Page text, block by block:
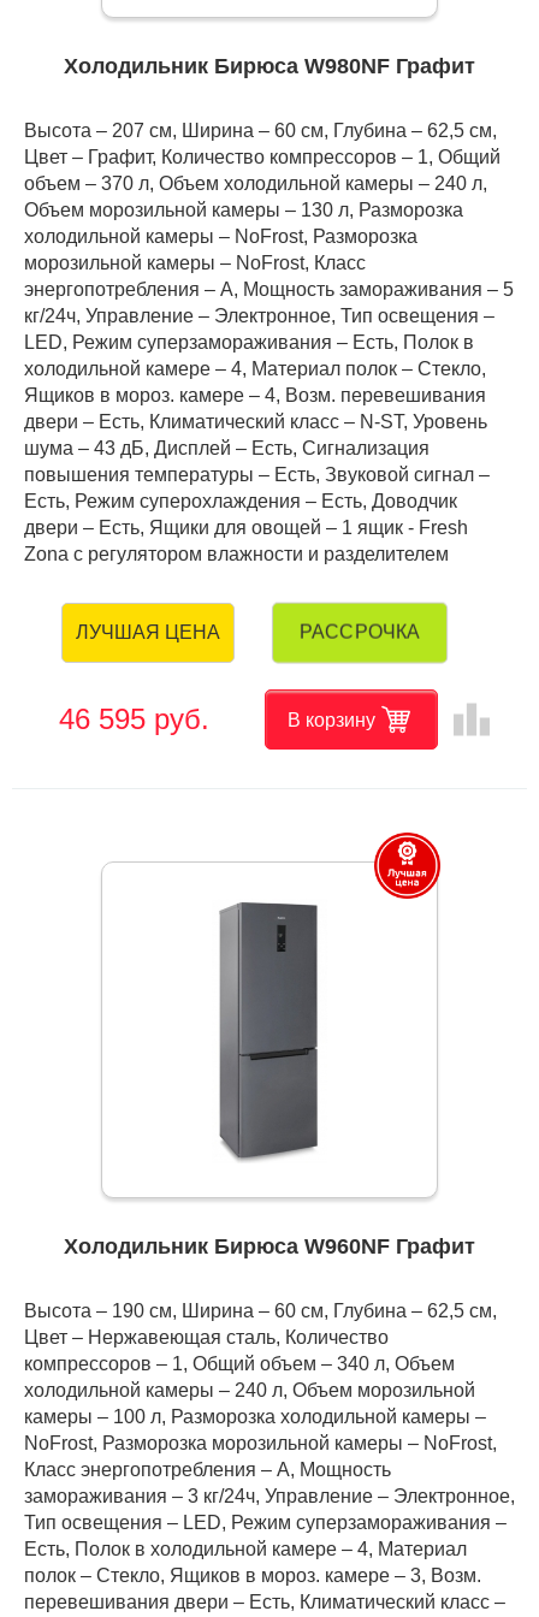
Холодильник Бирюса W980NF Графит
Высота – 207 см, Ширина – 60 см, Глубина – 62,5 см,
Цвет – Графит, Количество компрессоров – 1, Общий
объем – 370 л, Объем холодильной камеры – 240 л,
Объем морозильной камеры – 130 л, Разморозка
холодильной камеры – NoFrost, Разморозка
морозильной камеры – NoFrost, Класс
энергопотребления – А, Мощность замораживания – 5
кг/24ч, Управление – Электронное, Тип освещения –
LED, Режим суперзамораживания – Есть, Полок в
холодильной камере – 4, Материал полок – Стекло,
Ящиков в мороз. камере – 4, Возм. перевешивания
двери – Есть, Климатический класс – N-ST, Уровень
шума – 43 дБ, Дисплей – Есть, Сигнализация
повышения температуры – Есть, Звуковой сигнал –
Есть, Режим суперохлаждения – Есть, Доводчик
двери – Есть, Ящики для овощей – 1 ящик - Fresh
Zona с регулятором влажности и разделителем
ЛУЧШАЯ ЦЕНА РАССРОЧКА
46 595 руб. В корзину leaderboard
Холодильник Бирюса W960NF Графит
Высота – 190 см, Ширина – 60 см, Глубина – 62,5 см,
Цвет – Нержавеющая сталь, Количество
компрессоров – 1, Общий объем – 340 л, Объем
холодильной камеры – 240 л, Объем морозильной
камеры – 100 л, Разморозка холодильной камеры –
NoFrost, Разморозка морозильной камеры – NoFrost,
Класс энергопотребления – А, Мощность
замораживания – 3 кг/24ч, Управление – Электронное,
Тип освещения – LED, Режим суперзамораживания –
Есть, Полок в холодильной камере – 4, Материал
полок – Стекло, Ящиков в мороз. камере – 3, Возм.
перевешивания двери – Есть, Климатический класс –